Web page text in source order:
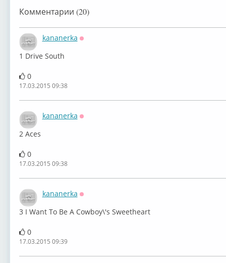
Комментарии (20)
kananerka
1 Drive South
0
17.03.2015 09:38
kananerka
2 Aces
0
17.03.2015 09:38
kananerka
3 I Want To Be A Cowboy\'s Sweetheart
0
17.03.2015 09:39